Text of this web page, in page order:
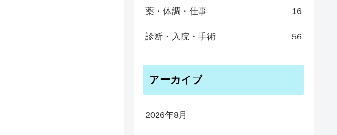
薬・体調・仕事 16
診断・入院・手術 56
アーカイブ
2026年8月